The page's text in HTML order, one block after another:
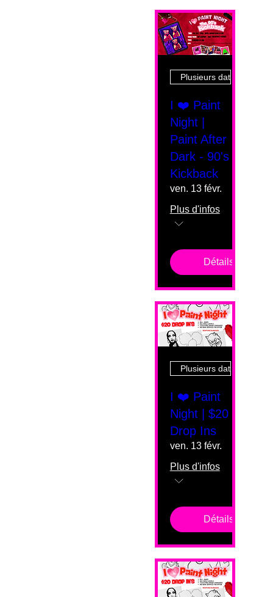
Plusieurs dates
I ❤️ Paint
Night |
Paint After
Dark - 90's
Kickback
ven. 13 févr.
Plus d'infos
Détails
Plusieurs dates
I ❤️ Paint
Night | $20
Drop Ins
ven. 13 févr.
Plus d'infos
Détails